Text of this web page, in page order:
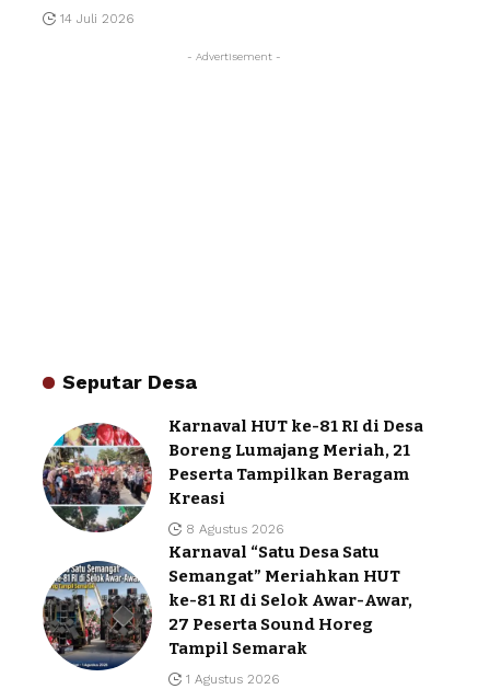
14 Juli 2026
- Advertisement -
Seputar Desa
Karnaval HUT ke-81 RI di Desa
Boreng Lumajang Meriah, 21
Peserta Tampilkan Beragam
Kreasi
8 Agustus 2026
Karnaval “Satu Desa Satu
Semangat” Meriahkan HUT
ke-81 RI di Selok Awar-Awar,
27 Peserta Sound Horeg
Tampil Semarak
1 Agustus 2026